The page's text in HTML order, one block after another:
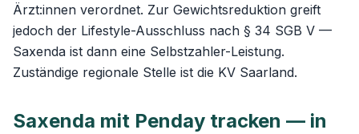
Ärzt:innen verordnet. Zur Gewichtsreduktion greift
jedoch der Lifestyle-Ausschluss nach § 34 SGB V —
Saxenda ist dann eine Selbstzahler-Leistung.
Zuständige regionale Stelle ist die KV Saarland.
Saxenda mit Penday tracken — in